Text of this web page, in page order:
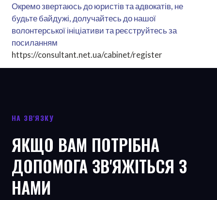
Окремо звертаюсь до юристів та адвокатів, не
будьте байдужі, долучайтесь до нашої
волонтерської ініціативи та реєструйтесь за
посиланням
https://consultant.net.ua/cabinet/register
НА ЗВ'ЯЗКУ
ЯКЩО ВАМ ПОТРІБНА
ДОПОМОГА ЗВ'ЯЖІТЬСЯ З
НАМИ